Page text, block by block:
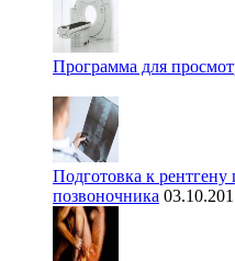
Программа для
Подготовка к рентгену
позвоночника